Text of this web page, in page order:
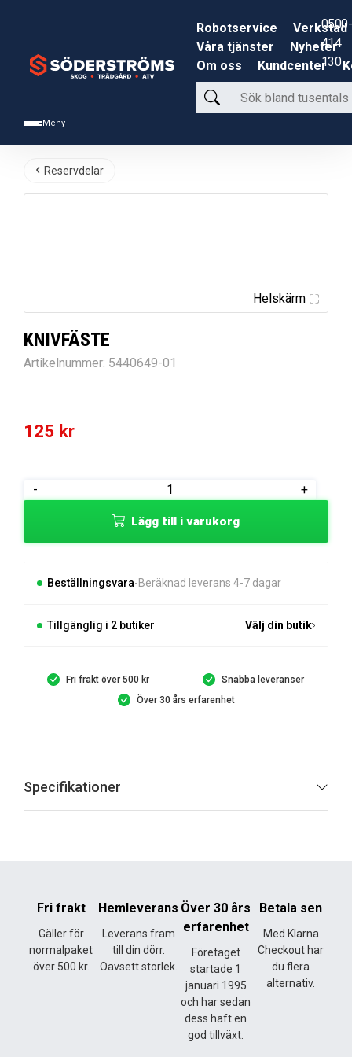
Meny
Robotservice
Verkstad
Våra tjänster
Nyheter
Om oss
Kundcenter
Sök
bland
produkter
0500-
414
130
Reservdelar
Helskärm
KNIVFÄSTE
Artikelnummer: 5440649-01
125 kr
-
KNIVFÄSTE
+
Lägg till i varukorg
Beställningsvara Beräknad leverans 4-7 dagar
Tillgänglig i 2 butiker Välj din butik
Fri frakt över 500 kr
Snabba leveranser
Över 30 års erfarenhet
Specifikationer
Fri frakt
Gäller för
normalpaket
över 500 kr.
Hemleverans
Leverans fram
till din dörr.
Oavsett storlek.
Över 30 års
erfarenhet
Företaget
startade 1
januari 1995
och har sedan
dess haft en
god tillväxt.
Betala sen
Med Klarna
Checkout har
du flera
alternativ.